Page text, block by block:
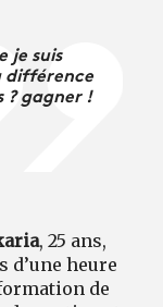
je suis
différence
? gagner !
, 25 ans,
d’une heure
de